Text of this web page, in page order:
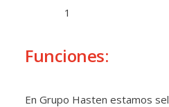
1
Funciones:
En Grupo Hasten estamos